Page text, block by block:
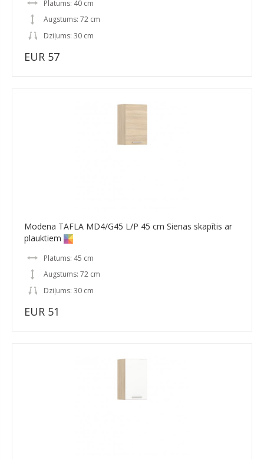
Platums: 40 cm
Augstums: 72 cm
Dziļums: 30 cm
EUR 57
Modena TAFLA MD4/G45 L/P 45 cm Sienas skapītis ar
plauktiem
Platums: 45 cm
Augstums: 72 cm
Dziļums: 30 cm
EUR 51